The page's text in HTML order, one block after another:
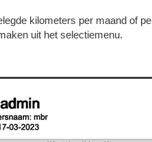
kilometers per maand of
uit het selectiemenu.